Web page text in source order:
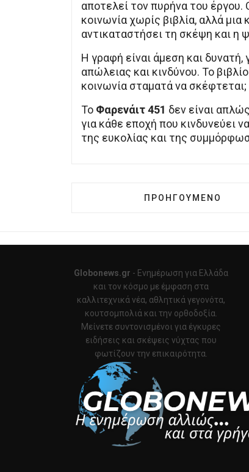
αποτελεί τον πυρήνα του
κοινωνία χωρίς βιβλία, αλλά
αντικαταστήσει τη σκέψη και η
Η γραφή είναι άμεση και
απώλειας και κινδύνου. Το
κοινωνία σταματά να σκέφτεται;
Το Φαρενάιτ 451 δεν είναι
για κάθε εποχή που κινδυνεύει
της ευκολίας και της
ΠΡΟΗΓΟΎΜΕΝΟ
ΠΡΟΗΓΟΎΜΕΝΟ
Globonews.gr - Ενημέρωση για Ελλάδα
και τον κόσμο με έμφαση στα
καλλιτεχνικά νέα, αθλητικά γεγονότα,
κουτσομπολιά και την ορθοδοξία.
Μείνετε συντονισμένοι για έγκυρες
ειδήσεις και σκέψεις νύχτας που
φωτίζουν την επικαιρότητα.